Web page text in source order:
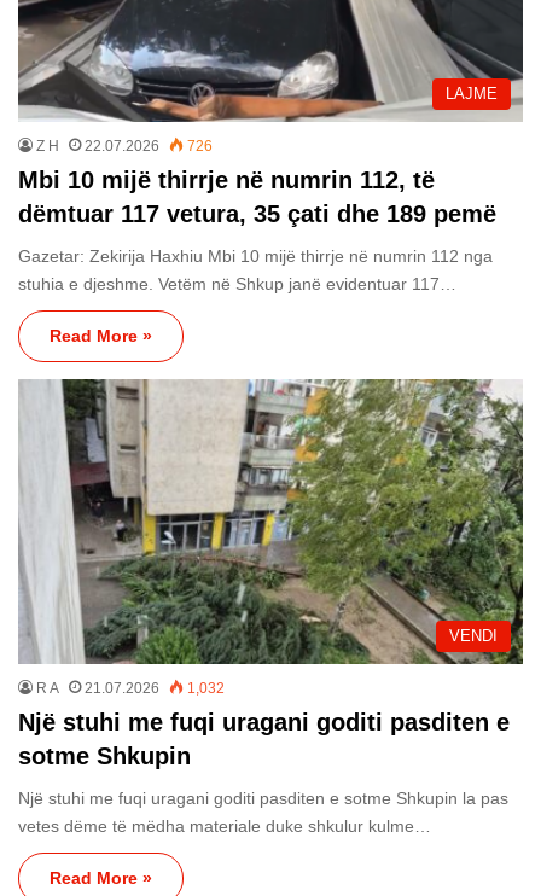
LAJME
Z H 22.07.2026 726
Mbi 10 mijë thirrje në numrin 112, të
dëmtuar 117 vetura, 35 çati dhe 189 pemë
Gazetar: Zekirija Haxhiu Mbi 10 mijë thirrje në numrin 112 nga
stuhia e djeshme. Vetëm në Shkup janë evidentuar 117…
Read More »
VENDI
R A 21.07.2026 1,032
Një stuhi me fuqi uragani goditi pasditen e
sotme Shkupin
Një stuhi me fuqi uragani goditi pasditen e sotme Shkupin la pas
vetes dëme të mëdha materiale duke shkulur kulme…
Read More »